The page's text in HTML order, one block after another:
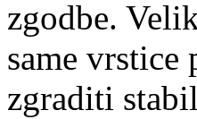
zgodbe.
same vrstice
zgraditi